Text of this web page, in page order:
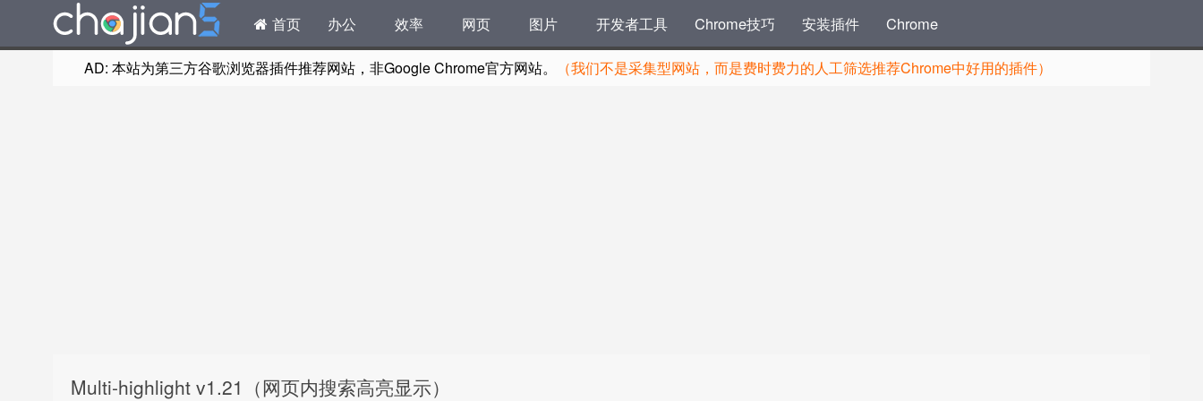
首页 办公 效率 网页 图片 开发者工具 Chrome技巧 安装插件 Chrome
AD: 本站为第三方谷歌浏览器插件推荐网站，非Google Chrome官方网站。 （我们不是采集型网站，而是费时费力的人工筛选推荐Chrome中好用的插件）
Multi-highlight v1.21（网页内搜索高亮显示）